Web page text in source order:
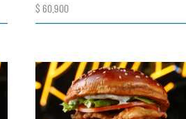
$ 60.900